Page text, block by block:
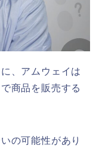
、アムウェイは
商品を販売する
の可能性があり